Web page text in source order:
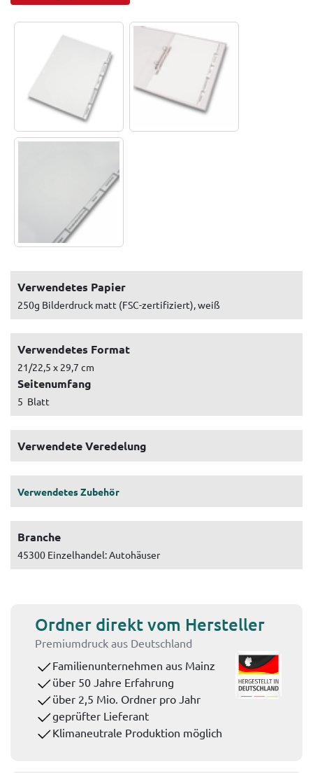
Verwendetes Papier
250g Bilderdruck matt (FSC-zertifiziert), weiß
Verwendetes Format
21/22,5 x 29,7 cm
Seitenumfang
5 Blatt
Verwendete Veredelung
Verwendetes Zubehör
Branche
45300 Einzelhandel: Autohäuser
Ordner direkt vom Hersteller
Premiumdruck aus Deutschland
Familienunternehmen aus Mainz
über 50 Jahre Erfahrung
über 2,5 Mio. Ordner pro Jahr
geprüfter Lieferant
Klimaneutrale Produktion möglich